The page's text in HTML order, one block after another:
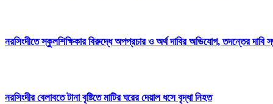
নরসিংদীতে স্কুলশিক্ষিকার বিরুদ্ধে অপপ্রচার ও অর্থ দাবির অভিযোগ, তদন্তের দাবি
নরসিংদীর বেলাবতে টানা বৃষ্টিতে মাটির ঘরের দেয়াল ধসে বৃদ্ধা নিহত